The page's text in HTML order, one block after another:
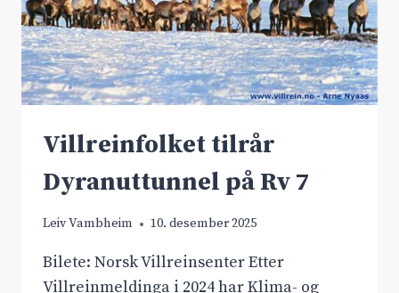
Villreinfolket tilrår
Dyranuttunnel på Rv 7
Leiv Vambheim 10. desember 2025
Bilete: Norsk Villreinsenter Etter
Villreinmeldinga i 2024 har Klima- og